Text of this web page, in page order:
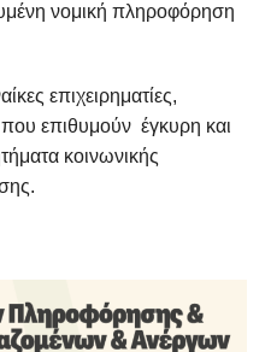
νομική πληροφόρηση
επιχειρηματίες,
επιθυμούν έγκυρη και
κοινωνικής